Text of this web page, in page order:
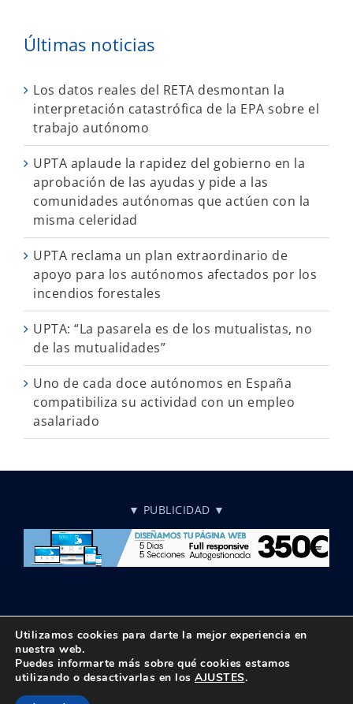
Últimas noticias
Los datos reales del RETA desmontan la
interpretación catastrófica de la EPA sobre el
trabajo autónomo
UPTA aplaude la rapidez del gobierno en la
aprobación de las ayudas y pide a las
comunidades autónomas que actúen con la
misma celeridad
UPTA reclama un plan extraordinario de
apoyo para los autónomos afectados por los
incendios forestales
UPTA: “La pasarela es de los mutualistas, no
de las mutualidades”
Uno de cada doce autónomos en España
compatibiliza su actividad con un empleo
asalariado
▼ PUBLICIDAD ▼
© Copyright 2018 - 2026 UPTA | Todos los derechos reservados
|Política de privacidad|Aviso Legal
Utilizamos cookies para darte la mejor experiencia en
nuestra web.
Puedes informarte más sobre qué cookies estamos
utilizando o desactivarlas en los AJUSTES.